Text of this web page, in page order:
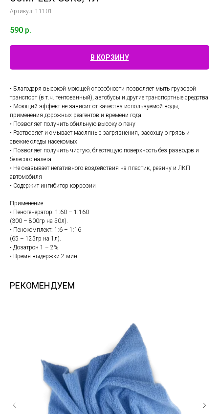
Артикул: 11101
590 р.
В КОРЗИНУ
• Благодаря высокой моющей способности позволяет мыть грузовой
транспорт (в т.ч. тентованный), автобусы и другие транспортные средства
• Моющий эффект не зависит от качества используемой воды,
применения дорожных реагентов и времени года
• Позволяет получить обильную высокую пену
• Растворяет и смывает масляные загрязнения, засохшую грязь и
свежие следы насекомых
• Позволяет получить чистую, блестящую поверхность без разводов и
белесого налета
• Не оказывает негативного воздействия на пластик, резину и ЛКП
автомобиля
• Содержит ингибитор коррозии
Применение
• Пеногенератор: 1:60 – 1:160
(300 – 800гр на 50л).
• Пенокомплект: 1:6 – 1:16
(65 – 125гр на 1л).
• Дозатрон 1 – 2%.
• Время выдержки 2 мин.
РЕКОМЕНДУЕМ